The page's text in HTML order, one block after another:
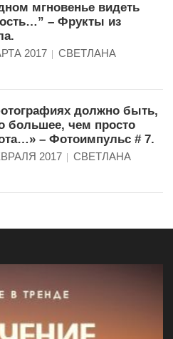
мгновенье видеть
– Фрукты из
2017 СВЕТЛАНА
должно быть,
большее, чем просто
– Фотоимпульс # 7.
2017 СВЕТЛАНА